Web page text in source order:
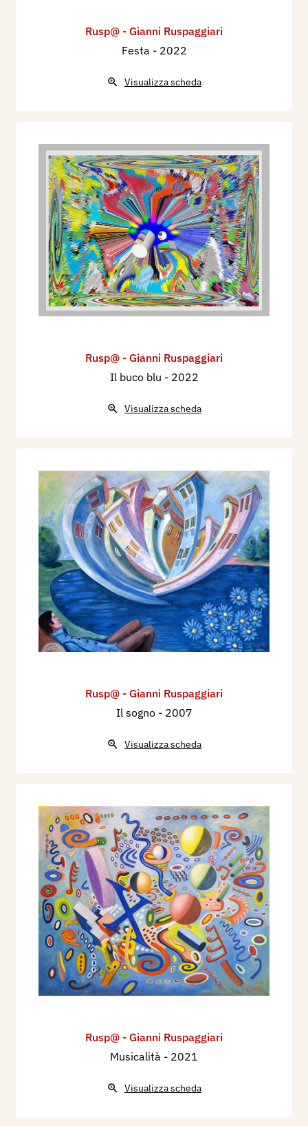
Rusp@ - Gianni Ruspaggiari
Festa - 2022
Visualizza scheda
Rusp@ - Gianni Ruspaggiari
Il buco blu - 2022
Visualizza scheda
Rusp@ - Gianni Ruspaggiari
Il sogno - 2007
Visualizza scheda
Rusp@ - Gianni Ruspaggiari
Musicalità - 2021
Visualizza scheda